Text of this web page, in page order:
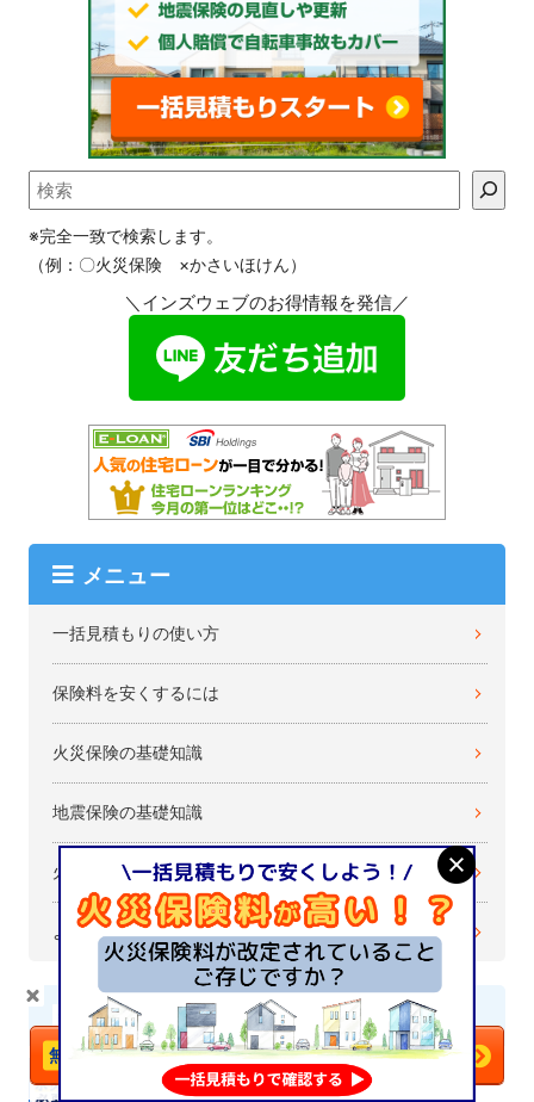
※完全一致で検索します。
（例：〇火災保険 ×かさいほけん）
＼インズウェブのお得情報を発信／
メニュー
一括見積もりの使い方
保険料を安くするには
火災保険の基礎知識
地震保険の基礎知識
火災保険の選び方
よくある質問・お問い合わせ
最新の記事
火災保険の基礎知識
＼火災保険は 比較で安くなる！／
今すぐ一括見積もりへ